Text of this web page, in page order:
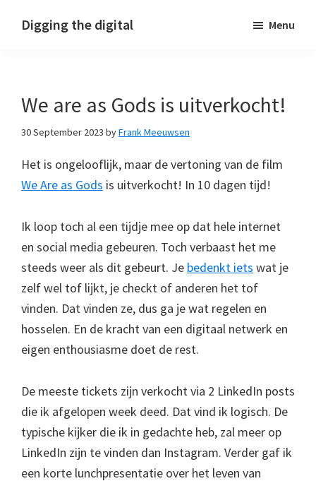
Digging the digital Menu
We are as Gods is uitverkocht!
30 September 2023 byFrank Meeuwsen
Het is ongelooflijk, maar de vertoning van de film
We Are as Gods is uitverkocht! In 10 dagen tijd!
Ik loop toch al een tijdje mee op dat hele internet
en social media gebeuren. Toch verbaast het me
steeds weer als dit gebeurt. Je bedenkt iets wat je
zelf wel tof lijkt, je checkt of anderen het tof
vinden. Dat vinden ze, dus ga je wat regelen en
hosselen. En de kracht van een digitaal netwerk en
eigen enthousiasme doet de rest.
De meeste tickets zijn verkocht via 2 LinkedIn posts
die ik afgelopen week deed. Dat vind ik logisch. De
typische kijker die ik in gedachte heb, zal meer op
LinkedIn zijn te vinden dan Instagram. Verder gaf ik
een korte lunchpresentatie over het leven van